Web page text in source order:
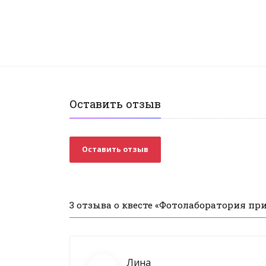
Оставить отзыв
Оставить отзыв
3 отзыва о квесте «Фотолаборатория
Лина